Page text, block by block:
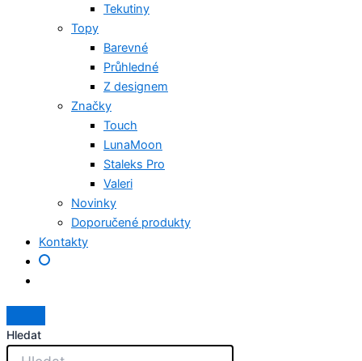
Tekutiny
Topy
Barevné
Průhledné
Z designem
Značky
Touch
LunaMoon
Staleks Pro
Valeri
Novinky
Doporučené produkty
Kontakty
Hledat